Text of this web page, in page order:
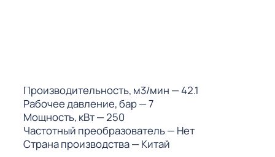
Производительность, м3/мин — 42.1
Рабочее давление, бар— 7
Мощность, кВт— 250
Частотный преобразователь— Нет
Страна производства— Китай